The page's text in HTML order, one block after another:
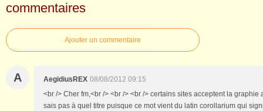
commentaires
Ajouter un commentaire
A AegidiusREX 08/08/2012 09:15
<br /> Cher fm,<br /> <br /> <br /> certains sites acceptent la graphie
sais pas à quel titre puisque ce mot vient du latin corollarium qui